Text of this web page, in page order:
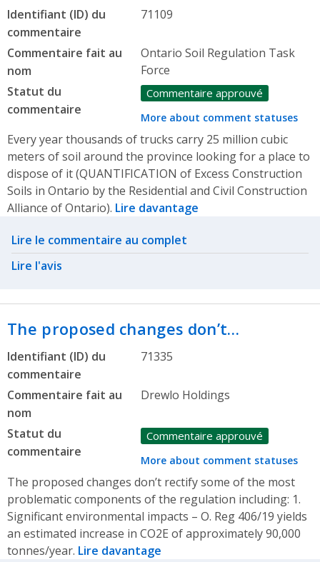
Identifiant (ID) du
commentaire
71109
Commentaire fait au
nom
Ontario Soil Regulation Task
Force
Statut du
commentaire
Commentaire approuvé
More about comment statuses
Every year thousands of trucks carry 25 million cubic
meters of soil around the province looking for a place to
dispose of it (QUANTIFICATION of Excess Construction
Soils in Ontario by the Residential and Civil Construction
Alliance of Ontario). Lire davantage
Related actions
Lire le commentaire au complet
Lire l'avis
The proposed changes don’t…
Identifiant (ID) du
commentaire
71335
Commentaire fait au
nom
Drewlo Holdings
Statut du
commentaire
Commentaire approuvé
More about comment statuses
The proposed changes don’t rectify some of the most
problematic components of the regulation including: 1.
Significant environmental impacts – O. Reg 406/19 yields
an estimated increase in CO2E of approximately 90,000
tonnes/year. Lire davantage